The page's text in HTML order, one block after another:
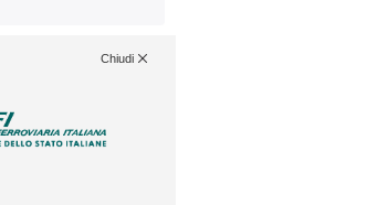
Chiudi